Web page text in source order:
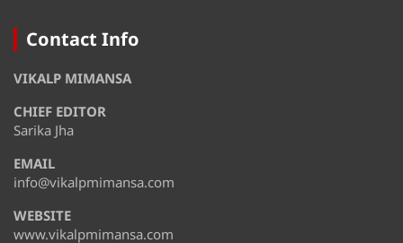
Monday
Tuesday
August 12
Wednesday
August 13
Thursday
Contact Info
VIKALP MIMANSA
CHIEF EDITOR
Sarika Jha
EMAIL
info@vikalpmimansa.com
WEBSITE
www.vikalpmimansa.com